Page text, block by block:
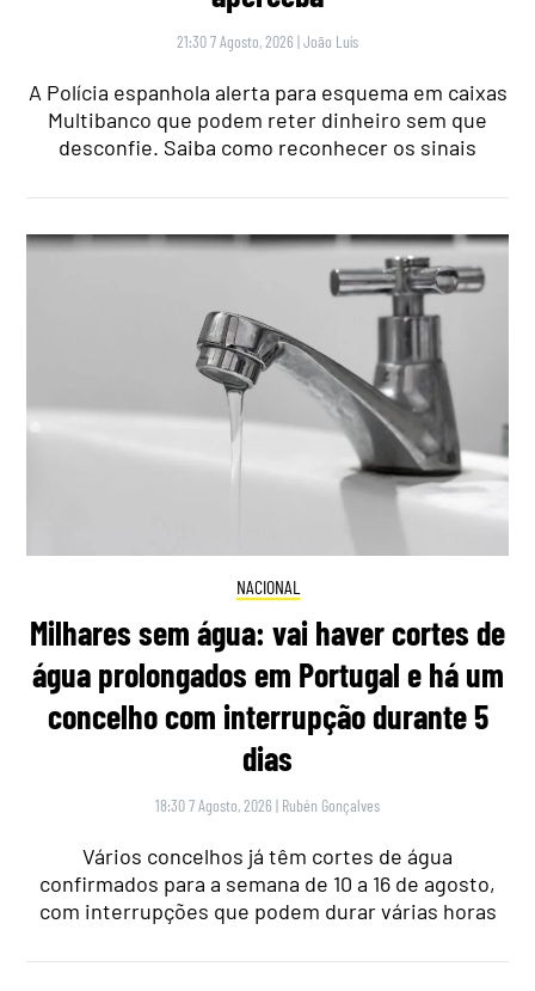
21:30 7 Agosto, 2026 |João Luís
A Polícia espanhola alerta para esquema em caixas
Multibanco que podem reter dinheiro sem que
desconfie. Saiba como reconhecer os sinais
NACIONAL
Milhares sem água: vai haver cortes de
água prolongados em Portugal e há um
concelho com interrupção durante 5
dias
18:30 7 Agosto, 2026 | Rubén Gonçalves
Vários concelhos já têm cortes de água
confirmados para a semana de 10 a 16 de agosto,
com interrupções que podem durar várias horas